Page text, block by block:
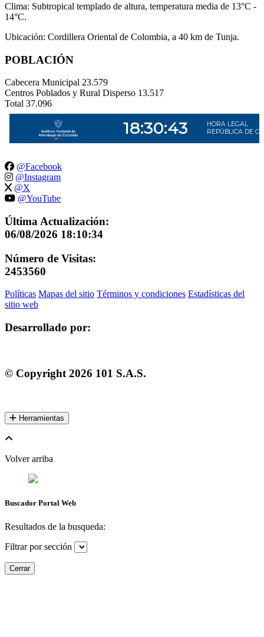
Clima: Subtropical templado de altura, temperatura media de 13°C -
14°C.
Ubicación: Cordillera Oriental de Colombia, a 40 km de Tunja.
POBLACIÓN
Cabecera Municipal 23.579
Centros Poblados y Rural Disperso 13.517
Total 37.096
@Facebook
@Instagram
@X
@YouTube
Última Actualización:
06/08/2026 18:10:34
Número de Visitas:
2453560
Políticas Mapas del sitio Términos y condiciones Estadísticas del
sitio web
Desarrollado por:
© Copyright 2026 101 S.A.S.
Herramientas
Volver arriba
Buscador Portal Web
Resultados de la busqueda:
Filtrar por sección
Cerrar